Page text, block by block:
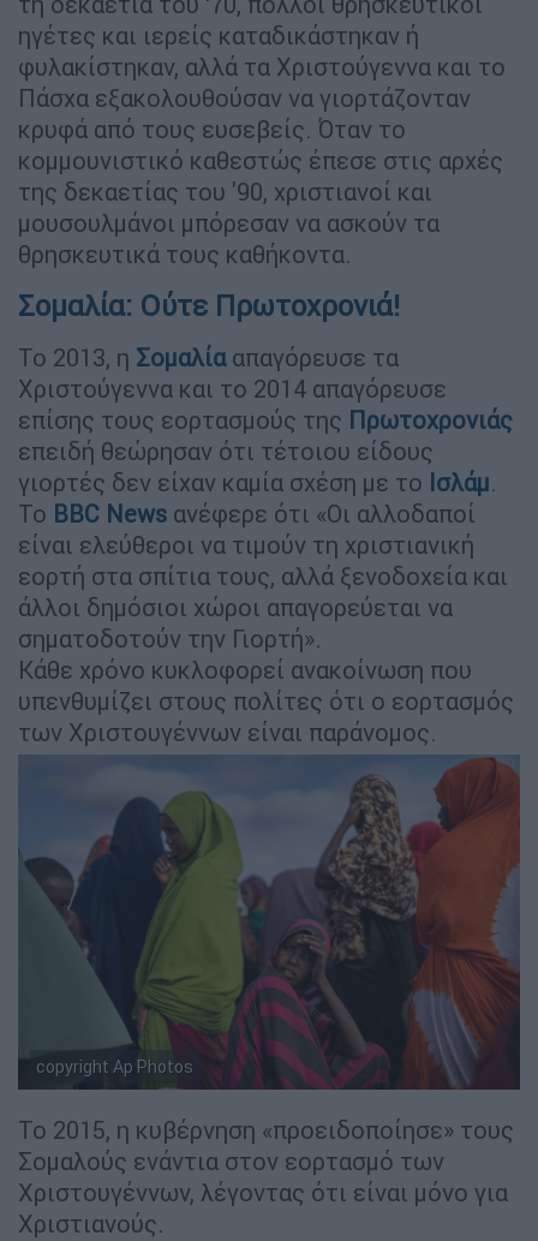
ηγέτες και ιερείς καταδικάστηκαν ή
φυλακίστηκαν, αλλά τα Χριστούγεννα και το
Πάσχα εξακολουθούσαν να γιορτάζονταν
κρυφά από τους ευσεβείς. Όταν το
κομμουνιστικό καθεστώς έπεσε στις αρχές
της δεκαετίας του '90, χριστιανοί και
μουσουλμάνοι μπόρεσαν να ασκούν τα
θρησκευτικά τους καθήκοντα.
Σομαλία: Ούτε Πρωτοχρονιά!
Το 2013, η Σομαλία απαγόρευσε τα
Χριστούγεννα και το 2014 απαγόρευσε
επίσης τους εορτασμούς της Πρωτοχρονιάς
επειδή θεώρησαν ότι τέτοιου είδους
γιορτές δεν είχαν καμία σχέση με το Ισλάμ.
Το BBC News ανέφερε ότι «Οι αλλοδαποί
είναι ελεύθεροι να τιμούν τη χριστιανική
εορτή στα σπίτια τους, αλλά ξενοδοχεία και
άλλοι δημόσιοι χώροι απαγορεύεται να
σηματοδοτούν την Γιορτή».
Κάθε χρόνο κυκλοφορεί ανακοίνωση που
υπενθυμίζει στους πολίτες ότι ο εορτασμός
των Χριστουγέννων είναι παράνομος.
copyright Ap Photos
Το 2015, η κυβέρνηση «προειδοποίησε» τους
Σομαλούς ενάντια στον εορτασμό των
Χριστουγέννων, λέγοντας ότι είναι μόνο για
Χριστιανούς.